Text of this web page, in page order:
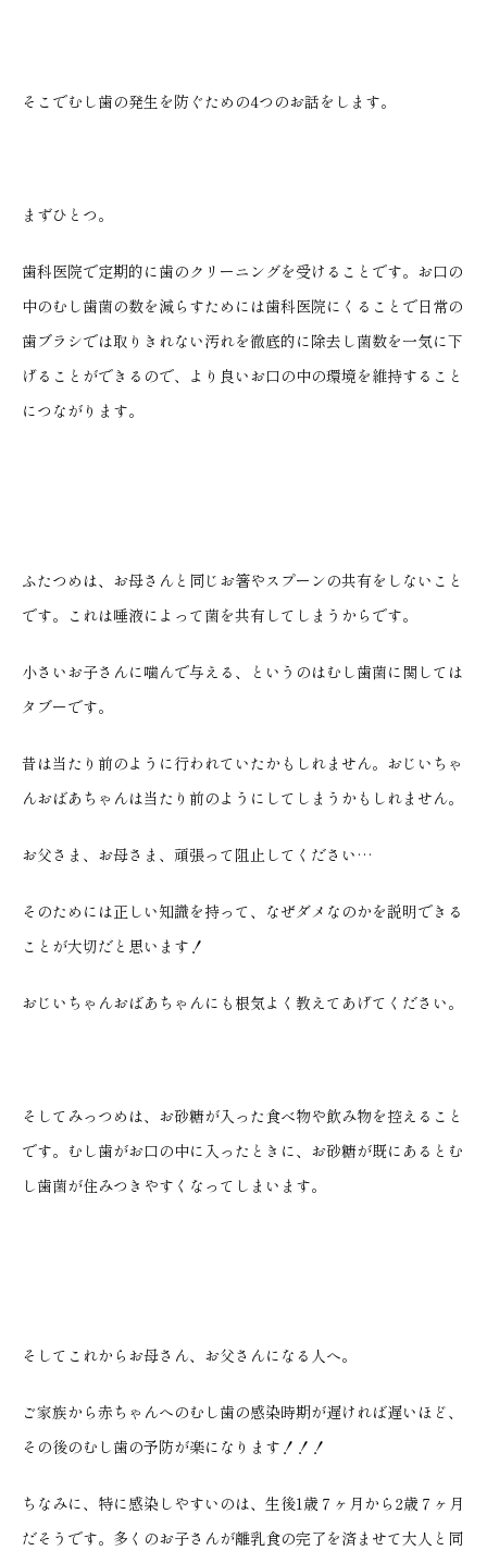
そこでむし歯の発生を防ぐための4つのお話をします。
まずひとつ。
歯科医院で定期的に歯のクリーニングを受けることです。お口の
中のむし歯菌の数を減らすためには歯科医院にくることで日常の
歯ブラシでは取りきれない汚れを徹底的に除去し菌数を一気に下
げることができるので、より良いお口の中の環境を維持すること
につながります。
ふたつめは、お母さんと同じお箸やスプーンの共有をしないこと
です。これは唾液によって菌を共有してしまうからです。
小さいお子さんに噛んで与える、というのはむし歯菌に関しては
タブーです。
昔は当たり前のように行われていたかもしれません。おじいちゃ
んおばあちゃんは当たり前のようにしてしまうかもしれません。
お父さま、お母さま、頑張って阻止してください…
そのためには正しい知識を持って、なぜダメなのかを説明できる
ことが大切だと思います！
おじいちゃんおばあちゃんにも根気よく教えてあげてください。
そしてみっつめは、お砂糖が入った食べ物や飲み物を控えること
です。むし歯がお口の中に入ったときに、お砂糖が既にあるとむ
し歯菌が住みつきやすくなってしまいます。
そしてこれからお母さん、お父さんになる人へ。
ご家族から赤ちゃんへのむし歯の感染時期が遅ければ遅いほど、
その後のむし歯の予防が楽になります！！！
ちなみに、特に感染しやすいのは、生後1歳７ヶ月から2歳７ヶ月
だそうです。多くのお子さんが離乳食の完了を済ませて大人と同